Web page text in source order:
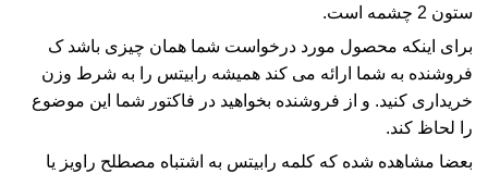
ستون 2 چشمه است.
برای اینکه محصول مورد درخواست شما همان چیزی باشد ک
فروشنده به شما ارائه می کند همیشه رابیتس را به شرط وزن
خریداری کنید. و از فروشنده بخواهید در فاکتور شما این موضوع
را لحاظ کند.
بعضا مشاهده شده که کلمه رابیتس به اشتباه مصطلح راویز یا